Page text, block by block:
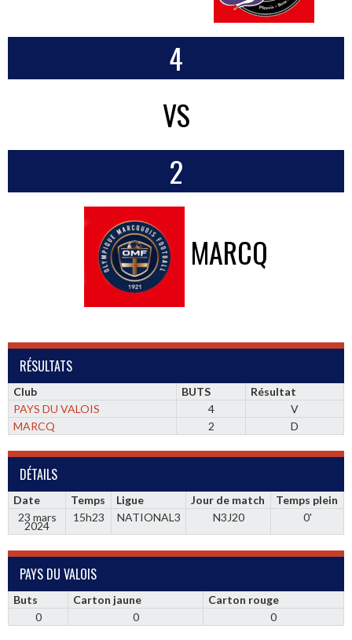
4
VS
2
MARCQ
RÉSULTATS
Club BUTS
Résultat
PAYS DU VALOIS
4
V
MARCQ
2 D
DÉTAILS
Date Temps Ligue Jour de match
Temps plein
23 mars
2024
15h23 NATIONAL3 N3J20 0'
PAYS DU VALOIS
Buts Carton jaune
Carton rouge
0
0 0